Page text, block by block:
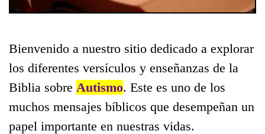
Bienvenido a nuestro sitio dedicado a explorar
los diferentes versículos y enseñanzas de la
Biblia sobre Autismo. Este es uno de los
muchos mensajes bíblicos que desempeñan un
papel importante en nuestras vidas.